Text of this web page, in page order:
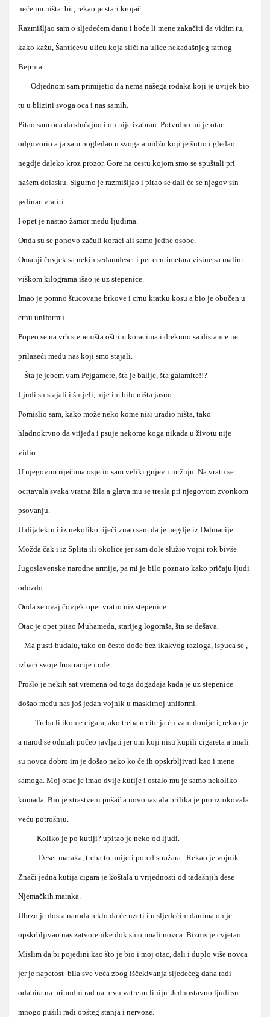
neće im ništa bit, rekao je stari krojač.
Razmišljao sam o sljedećem danu i hoće li mene zakačiti da vidim tu,
kako kažu, Šantićevu ulicu koja sliči na ulice nekadašnjeg ratnog
Bejruta.
Odjednom sam primijetio da nema našega rođaka koji je uvijek bio
tu u blizini svoga oca i nas samih.
Pitao sam oca da slučajno i on nije izabran. Potvrdno mi je otac
odgovorio a ja sam pogledao u svoga amidžu koji je šutio i gledao
negdje daleko kroz prozor. Gore na cestu kojom smo se spuštali pri
našem dolasku. Sigurno je razmišljao i pitao se dali će se njegov sin
jedinac vratiti.
I opet je nastao žamor među ljudima.
Onda su se ponovo začuli koraci ali samo jedne osobe.
Omanji čovjek sa nekih sedamdeset i pet centimetara visine sa malim
viškom kilograma išao je uz stepenice.
Imao je pomno štucovane brkove i crnu kratku kosu a bio je obučen u
crnu uniformu.
Popeo se na vrh stepeništa oštrim koracima i dreknuo sa distance ne
prilazeći među nas koji smo stajali.
– Šta je jebem vam Pejgamere, šta je balije, šta galamite!!?
Ljudi su stajali i šutjeli, nije im bilo ništa jasno.
Pomislio sam, kako može neko kome nisi uradio ništa, tako
hladnokrvno da vrijeđa i psuje nekome koga nikada u životu nije
vidio.
U njegovim riječima osjetio sam veliki gnjev i mržnju. Na vratu se
ocrtavala svaka vratna žila a glava mu se tresla pri njegovom zvonkom
psovanju.
U dijalektu i iz nekoliko riječi znao sam da je negdje iz Dalmacije.
Možda čak i iz Splita ili okolice jer sam dole služio vojni rok bivše
Jugoslavenske narodne armije, pa mi je bilo poznato kako pričaju ljudi
odozdo.
Onda se ovaj čovjek opet vratio niz stepenice.
Otac je opet pitao Muhameda, starijeg logoraša, šta se dešava.
– Ma pusti budalu, tako on često dođe bez ikakvog razloga, ispuca se ,
izbaci svoje frustracije i ode.
Prošlo je nekih sat vremena od toga događaja kada je uz stepenice
došao među nas još jedan vojnik u maskirnoj uniformi.
– Treba li ikome cigara, ako treba recite ja ću vam donijeti, rekao je
a narod se odmah počeo javljati jer oni koji nisu kupili cigareta a imali
su novca dobro im je došao neko ko će ih opskrbljivati kao i mene
samoga. Moj otac je imao dvije kutije i ostalo mu je samo nekoliko
komada. Bio je strastveni pušač a novonastala prilika je prouzrokovala
veću potrošnju.
– Koliko je po kutiji? upitao je neko od ljudi.
– Deset maraka, treba to unijeti pored stražara. Rekao je vojnik.
Znači jedna kutija cigara je koštala u vrijednosti od tadašnjih dese
Njemačkih maraka.
Ubrzo je dosta naroda reklo da će uzeti i u sljedećim danima on je
opskrbljivao nas zatvorenike dok smo imali novca. Biznis je cvjetao.
Mislim da bi pojedini kao što je bio i moj otac, dali i duplo više novca
jer je napetost bila sve veća zbog iščekivanja sljedećeg dana radi
odabira na prinudni rad na prvu vatrenu liniju. Jednostavno ljudi su
mnogo pušili radi opšteg stanja i nervoze.